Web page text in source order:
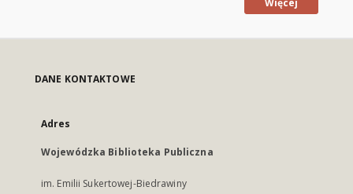
Więcej
DANE KONTAKTOWE
Adres
Wojewódzka Biblioteka Publiczna
im. Emilii Sukertowej-Biedrawiny